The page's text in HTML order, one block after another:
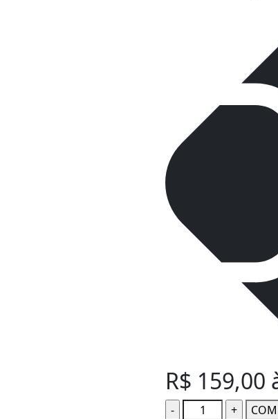
R$ 159,00
Quantidade